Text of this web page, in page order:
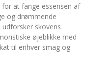
at fange essensen af
og drømmende
skovens
øjeblikke med
til enhver smag og